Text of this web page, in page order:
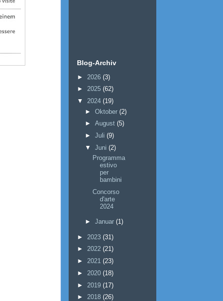
Blog-Archiv
► 2026 (3)
► 2025 (62)
▼ 2024 (19)
► Oktober (2)
► August (5)
► Juli (9)
▼ Juni (2)
Programma
estivo
per
bambini
Concorso
d'arte
2024
► Januar (1)
► 2023 (31)
► 2022 (21)
► 2021 (23)
► 2020 (18)
► 2019 (17)
► 2018 (26)